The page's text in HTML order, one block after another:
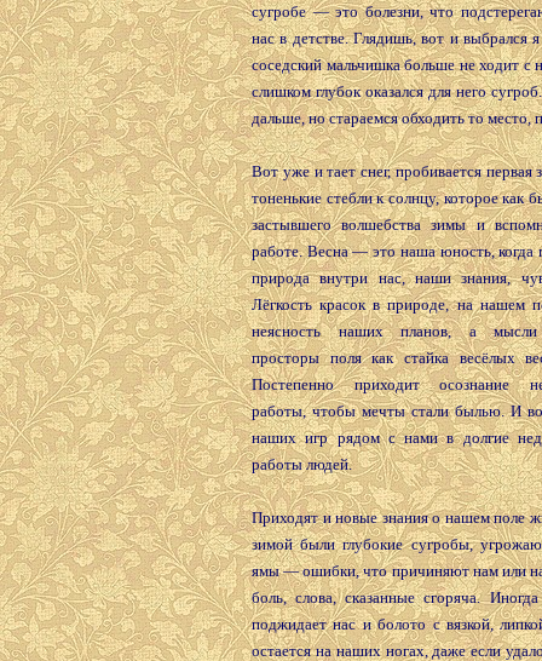
сугробе — это болезни, что
нас в детстве. Глядишь, вот и выбрался
соседский мальчишка больше не ходит с
слишком глубок оказался для него
дальше, но стараемся обходить то место,
Вот уже и тает снег, пробивается первая
тоненькие стебли к солнцу, которое как
застывшего волшебства зимы и
работе. Весна — это наша юность, когда
природа внутри нас, наши знания,
Лёгкость красок в природе, на нашем
неясность наших планов, а мысли
просторы поля как стайка весёлых
Постепенно приходит осознание
работы, чтобы мечты стали былью. И
наших игр рядом с нами в долгие
работы людей.
Приходят и новые знания о нашем поле
зимой были глубокие сугробы,
ямы — ошибки, что причиняют нам или
боль, слова, сказанные сгоряча.
поджидает нас и болото с вязкой,
остается на наших ногах, даже если